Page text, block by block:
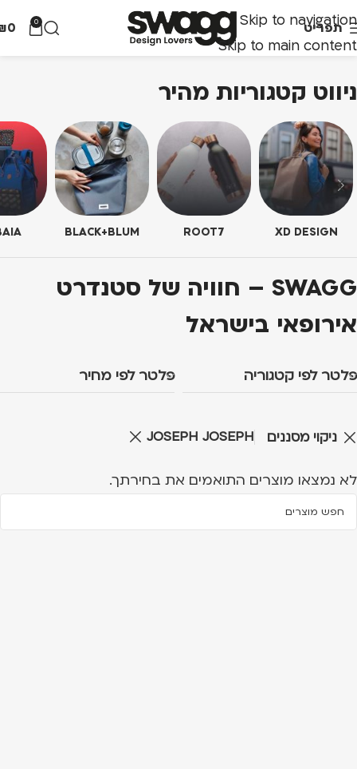
Skip to navigation
Skip to main content
תפריט 0
0
ניווט קטגוריות מהיר
XD DESIGN
ROOT7
BLACK+BLUM
SWAGG – חוויה של סטנדרט
אירופאי בישראל
פלטר לפי קטגוריה פלטר לפי מחיר
ניקוי מסננים JOSEPH JOSEPH
לא נמצאו מוצרים התואמים את בחירתך.